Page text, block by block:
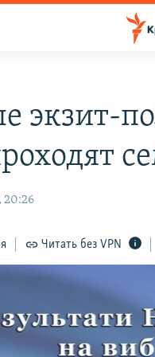
экзит-
20:26
Читать без VPN